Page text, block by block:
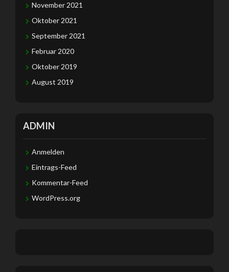
November 2021
Oktober 2021
September 2021
Februar 2020
Oktober 2019
August 2019
ADMIN
Anmelden
Eintrags-Feed
Kommentar-Feed
WordPress.org